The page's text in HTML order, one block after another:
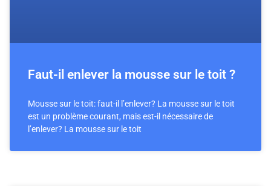
Faut-il enlever la mousse sur le toit ?
Mousse sur le toit: faut-il l’enlever? La mousse sur le toit
est un problème courant, mais est-il nécessaire de
l’enlever? La mousse sur le toit